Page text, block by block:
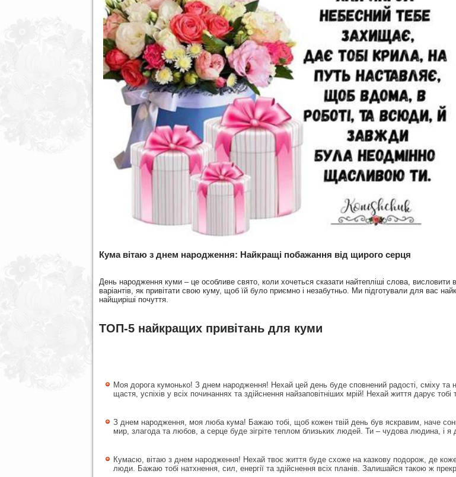
Кума вітаю з днем народження: Найкращі побажання від щирого серця
День народження куми – це особливе свято, коли хочеться сказати найтепліші слова, висловити
варіантів, як привітати свою куму, щоб їй було приємно і незабутньо. Ми підготували для вас
найщиріші почуття.
ТОП-5 найкращих привітань для куми
Моя дорога кумонько! З днем народження! Нехай цей день буде сповнений радості, сміху та
щастя, успіхів у всіх починаннях та здійснення найзаповітніших мрій! Нехай життя дарує тобі
З днем народження, моя люба кума! Бажаю тобі, щоб кожен твій день був яскравим, наче
мир, злагода та любов, а серце буде зігріте теплом близьких людей. Ти – чудова людина, і
Кумасю, вітаю з днем народження! Нехай твоє життя буде схоже на казкову подорож, де
люди. Бажаю тобі натхнення, сил, енергії та здійснення всіх планів. Залишайся такою ж